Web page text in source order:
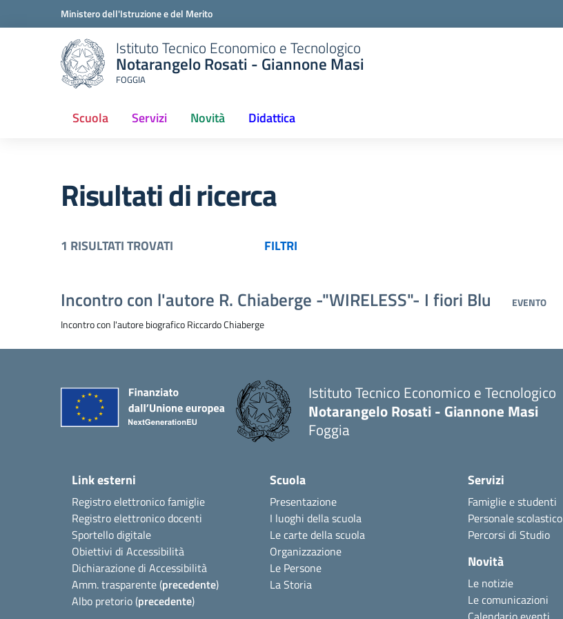
Ministero dell'Istruzione e del Merito
Istituto Tecnico Economico e Tecnologico
Notarangelo Rosati - Giannone Masi
FOGGIA
Scuola Servizi Novità
(current) Didattica
Risultati di ricerca
1 RISULTATI TROVATI FILTRI
Incontro con l'autore R. Chiaberge -"WIRELESS"- I fiori Blu EVENTO
Incontro con l'autore biografico Riccardo Chiaberge
Istituto Tecnico Economico e Tecnologico
Notarangelo Rosati - Giannone Masi
Foggia
Link esterni
Registro elettronico famiglie
Registro elettronico docenti
Sportello digitale
Obiettivi di Accessibilità
Dichiarazione di Accessibilità
Amm. trasparente (precedente)
Albo pretorio (precedente)
Scuola
Presentazione
I luoghi della scuola
Le carte della scuola
Organizzazione
Le Persone
La Storia
Servizi
Famiglie e studenti
Personale scolastico
Percorsi di Studio
Novità
Le notizie
Le comunicazioni